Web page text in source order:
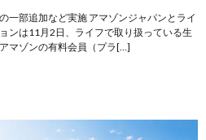
一部追加など実施 アマゾンジャパンとライ
ンは11月2日、ライフで取り扱っている生
マゾンの有料会員（プラ[…]